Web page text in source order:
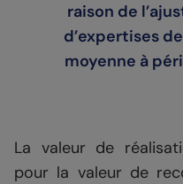
raison de
d’expertises
moyenne à
La valeur de
pour la valeur de